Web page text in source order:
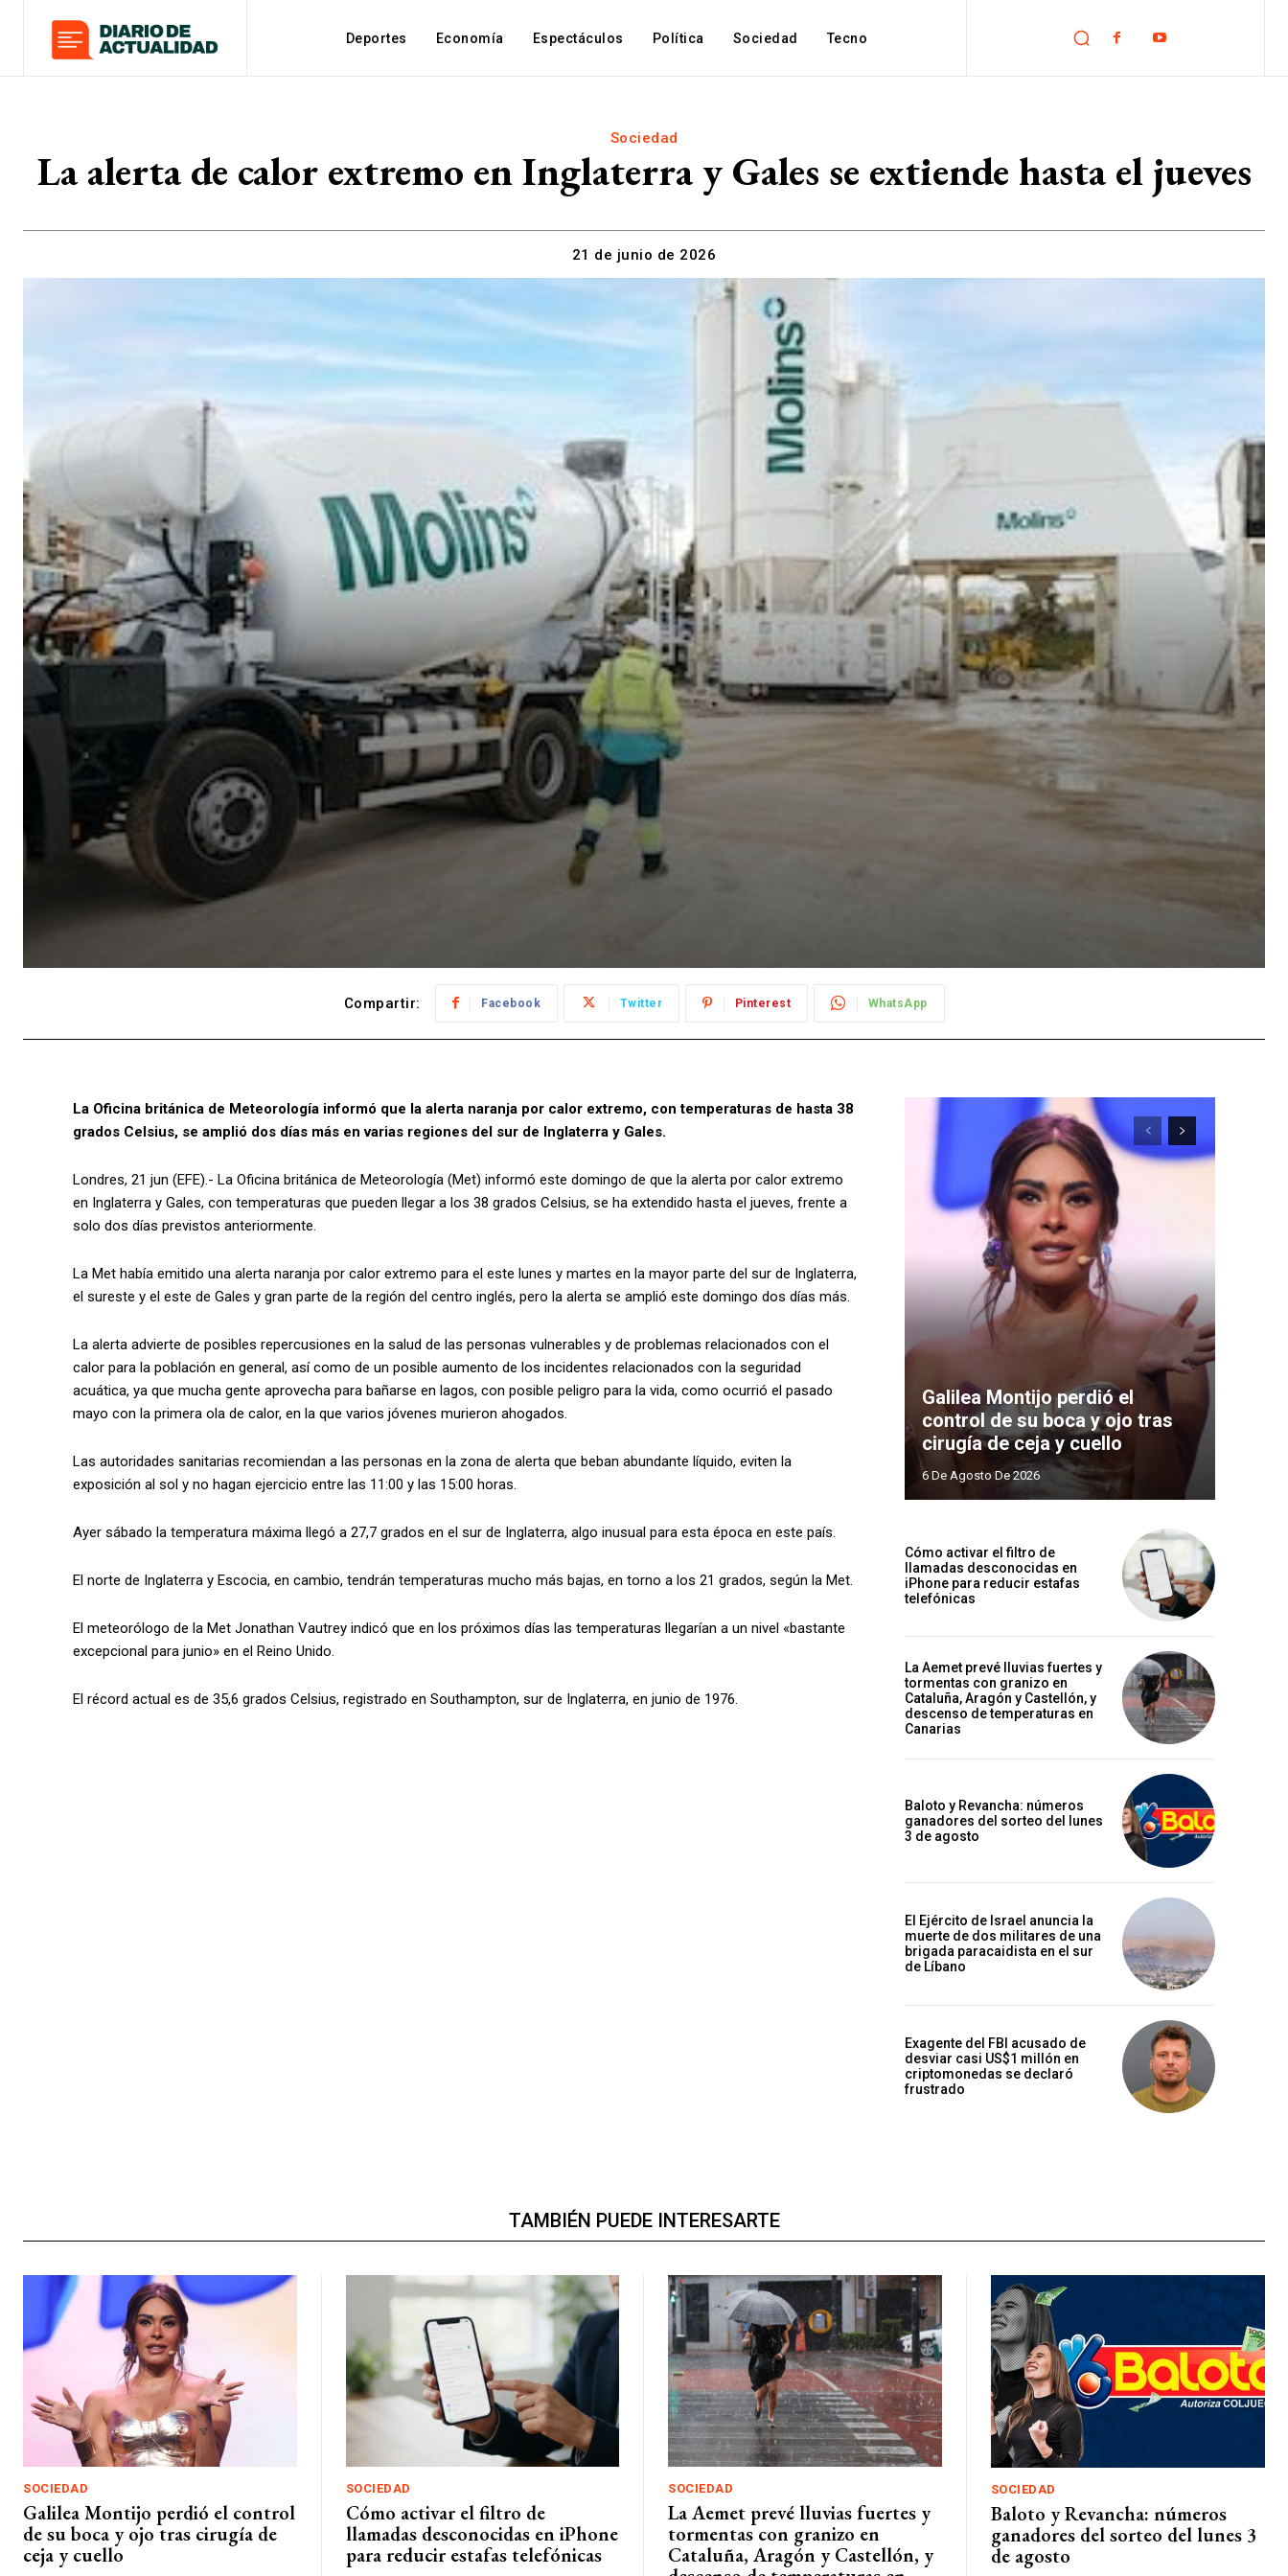
Deportes Economía Espectáculos Política Sociedad Tecno
Sociedad
La alerta de calor extremo en Inglaterra y Gales se extiende hasta el jueves
21 de junio de 2026
Compartir: Facebook Twitter Pinterest WhatsApp
La Oficina británica de Meteorología informó que la alerta naranja por calor extremo, con temperaturas de hasta 38
grados Celsius, se amplió dos días más en varias regiones del sur de Inglaterra y Gales.
Londres, 21 jun (EFE).- La Oficina británica de Meteorología (Met) informó este domingo de que la alerta por calor extremo
en Inglaterra y Gales, con temperaturas que pueden llegar a los 38 grados Celsius, se ha extendido hasta el jueves, frente a
solo dos días previstos anteriormente.
La Met había emitido una alerta naranja por calor extremo para el este lunes y martes en la mayor parte del sur de Inglaterra,
el sureste y el este de Gales y gran parte de la región del centro inglés, pero la alerta se amplió este domingo dos días más.
La alerta advierte de posibles repercusiones en la salud de las personas vulnerables y de problemas relacionados con el
calor para la población en general, así como de un posible aumento de los incidentes relacionados con la seguridad
acuática, ya que mucha gente aprovecha para bañarse en lagos, con posible peligro para la vida, como ocurrió el pasado
mayo con la primera ola de calor, en la que varios jóvenes murieron ahogados.
Las autoridades sanitarias recomiendan a las personas en la zona de alerta que beban abundante líquido, eviten la
exposición al sol y no hagan ejercicio entre las 11:00 y las 15:00 horas.
Ayer sábado la temperatura máxima llegó a 27,7 grados en el sur de Inglaterra, algo inusual para esta época en este país.
El norte de Inglaterra y Escocia, en cambio, tendrán temperaturas mucho más bajas, en torno a los 21 grados, según la Met.
El meteorólogo de la Met Jonathan Vautrey indicó que en los próximos días las temperaturas llegarían a un nivel «bastante
excepcional para junio» en el Reino Unido.
El récord actual es de 35,6 grados Celsius, registrado en Southampton, sur de Inglaterra, en junio de 1976.
Galilea Montijo perdió el
control de su boca y ojo tras
cirugía de ceja y cuello
6 De Agosto De 2026
Cómo activar el filtro de
llamadas desconocidas en
iPhone para reducir estafas
telefónicas
La Aemet prevé lluvias fuertes y
tormentas con granizo en
Cataluña, Aragón y Castellón, y
descenso de temperaturas en
Canarias
Baloto y Revancha: números
ganadores del sorteo del lunes
3 de agosto
El Ejército de Israel anuncia la
muerte de dos militares de una
brigada paracaidista en el sur
de Líbano
Exagente del FBI acusado de
desviar casi US$1 millón en
criptomonedas se declaró
frustrado
TAMBIÉN PUEDE INTERESARTE
SOCIEDAD
Galilea Montijo perdió el control
de su boca y ojo tras cirugía de
ceja y cuello
SOCIEDAD
Cómo activar el filtro de
llamadas desconocidas en iPhone
para reducir estafas telefónicas
SOCIEDAD
La Aemet prevé lluvias fuertes y
tormentas con granizo en
Cataluña, Aragón y Castellón, y
SOCIEDAD
Baloto y Revancha: números
ganadores del sorteo del lunes 3
de agosto